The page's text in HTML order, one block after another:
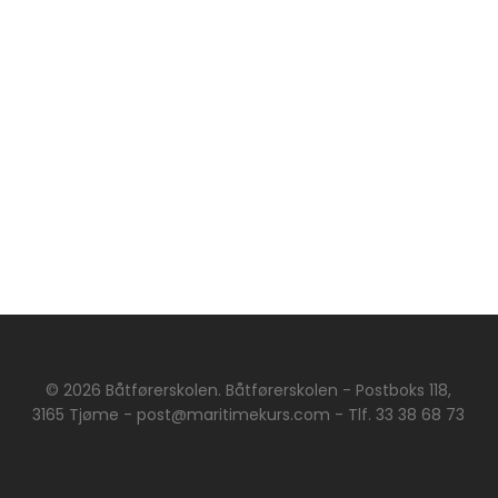
© 2026 Båtførerskolen. Båtførerskolen - Postboks 118,
3165 Tjøme - post@maritimekurs.com - Tlf. 33 38 68 73